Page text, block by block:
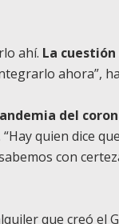
ahí. La
ahora”,
del
quien dice
con
que creó el